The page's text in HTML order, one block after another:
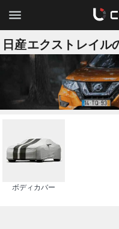
日産エクストレイル
ボディカバー